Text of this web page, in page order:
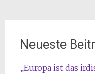
Neueste
„Europa ist das